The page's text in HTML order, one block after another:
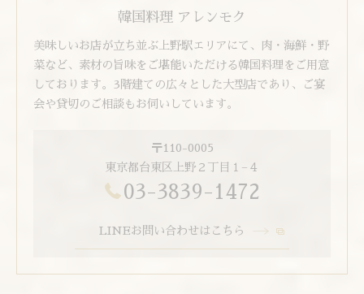
韓国料理 アレンモク
美味しいお店が立ち並ぶ上野駅エリアにて、肉・海鮮・野
菜など、素材の旨味をご堪能いただける韓国料理をご用意
しております。3階建ての広々とした大型店であり、ご宴
会や貸切のご相談もお伺いしています。
〒110-0005
東京都台東区上野２丁目１−４
03-3839-1472
LINEお問い合わせはこちら